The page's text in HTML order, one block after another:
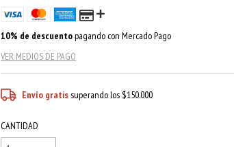
10% de descuentopagando con Mercado Pago
VER MEDIOS DE PAGO
Envío gratissuperando los $150.000
CANTIDAD